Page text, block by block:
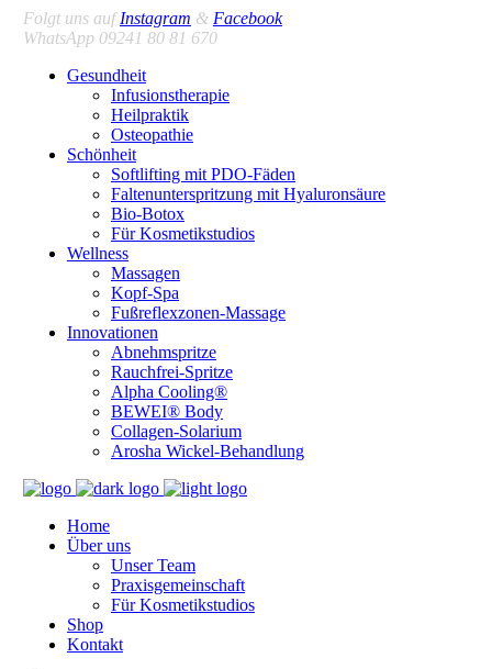
Folgt uns aufInstagram & Facebook
WhatsApp 09241 80 81 670
Gesundheit
Infusionstherapie
Heilpraktik
Osteopathie
Schönheit
Softlifting mit PDO-Fäden
Faltenunterspritzung mit Hyaluronsäure
Bio-Botox
Für Kosmetikstudios
Wellness
Massagen
Kopf-Spa
Fußreflexzonen-Massage
Innovationen
Abnehmspritze
Rauchfrei-Spritze
Alpha Cooling®
BEWEI® Body
Collagen-Solarium
Arosha Wickel-Behandlung
Home
Über uns
Unser Team
Praxisgemeinschaft
Für Kosmetikstudios
Shop
Kontakt